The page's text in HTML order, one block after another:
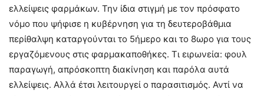
ελλείψεις φαρμάκων. Την ίδια στιγμή με τον πρόσφατο
νόμο που ψήφισε η κυβέρνηση για τη δευτεροβάθμια
περίθαλψη καταργούνται το 5ήμερο και το 8ωρο για τους
εργαζόμενους στις φαρμακαποθήκες. Τι ειρωνεία: φουλ
παραγωγή, απρόσκοπτη διακίνηση και παρόλα αυτά
ελλείψεις. Αλλά έτσι λειτουργεί ο παρασιτισμός. Αντί να